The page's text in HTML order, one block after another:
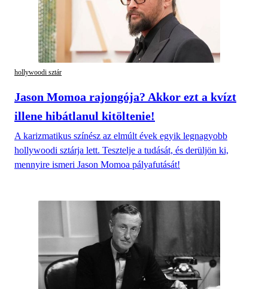
hollywoodi sztár
Jason Momoa rajongója? Akkor ezt a kvízt
illene hibátlanul kitöltenie!
A karizmatikus színész az elmúlt évek egyik legnagyobb
hollywoodi sztárja lett. Tesztelje a tudását, és derüljön ki,
mennyire ismeri Jason Momoa pályafutását!